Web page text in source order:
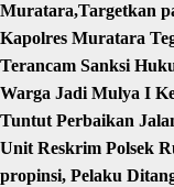
Muratara,Targetkan
Kapolres Muratara
Terancam Sanksi
Warga Jadi Mulya I
Tuntut Perbaikan
Unit Reskrim Polsek
propinsi, Pelaku